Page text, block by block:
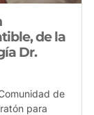
de la
Dr.
de
para